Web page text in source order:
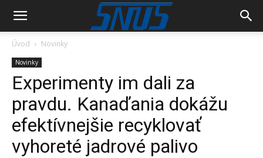
Úvod Novinky
Novinky
Experimenty im dali za
pravdu. Kanaďania dokážu
efektívnejšie recyklovať
vyhoreté jadrové palivo